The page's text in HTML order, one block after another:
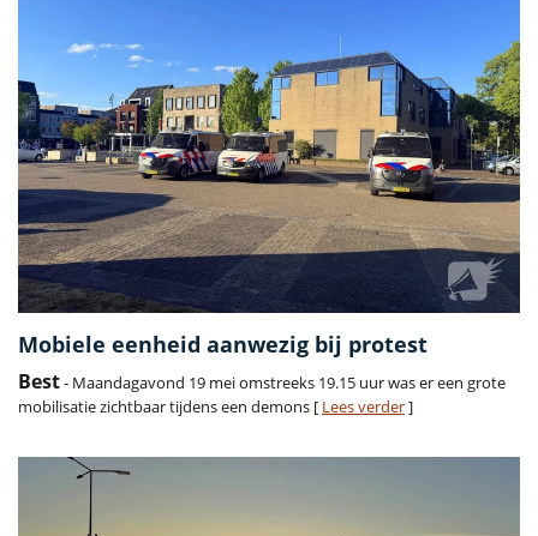
Mobiele eenheid aanwezig bij protest
Best- Maandagavond 19 mei omstreeks 19.15 uur was er een grote
mobilisatie zichtbaar tijdens een demons [ Lees verder]